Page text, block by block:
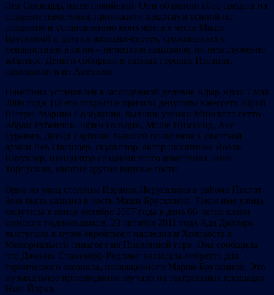
Лев Овсищер, ныне покойный. Они объявили сбор средств на
создание памятника, приложили максимум усилий по
созданию и установлению монумента в честь Маши
Брускиной и других женщин-евреек, сражавшихся с
ненавистным врагом – немецким нацизмом, но незаслуженно
забытых. Деньги собирали в разных городах Израиля,
присылали и из Америки.
Памятник установлен в молодёжной деревне Кфар-Ярок 7 мая
2006 года. На его открытие пришли депутаты Кнессета Юрий
Штерн, Марина Солодкина, бывшие узники Минского гетто
Абрам Рубенчик, Ефим Гольдин, Моше Цимкинд, Аня
Гуревич, Давид Таубкин, бывший полковник Советской
армии Лев Овсищер, скульптор, автор памятника Йоэль
Шмуклер, инициатор создания этого памятника Лина
Торпусман, многие другие видные гости.
Одна из улиц столицы Израиля Иерусалима в районе Писгат-
Зеэв была названа в честь Маши Брускиной. Такое имя улица
получила в конце октября 2007 года в день 66-летия казни
минских подпольщиков. 23 октября 2011 года Ада Дихтярь
выступала в музее еврейского наследия и Холокоста в
Мемориальной синагоге на Поклонной горе. Она сообщила,
что Дженни Станимфф-Редлинг написала либретто для
героического мюзикла, посвященного Марии Брускиной. Это
музыкальное произведение звучало на театральных площадях
Нью-Йорка.